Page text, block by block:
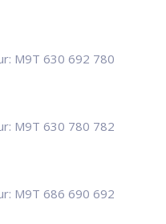
M9T 630 692 780
M9T 630 780 782
M9T 686 690 692